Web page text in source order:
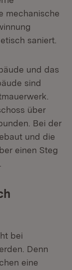
mechanische
saniert.
und das
sind
über
Bei der
und die
einen Steg
bei
Denn
eine